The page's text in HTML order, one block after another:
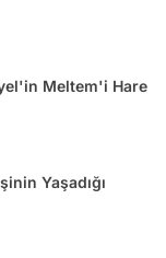
Meltem'i Hare
Yaşadığı